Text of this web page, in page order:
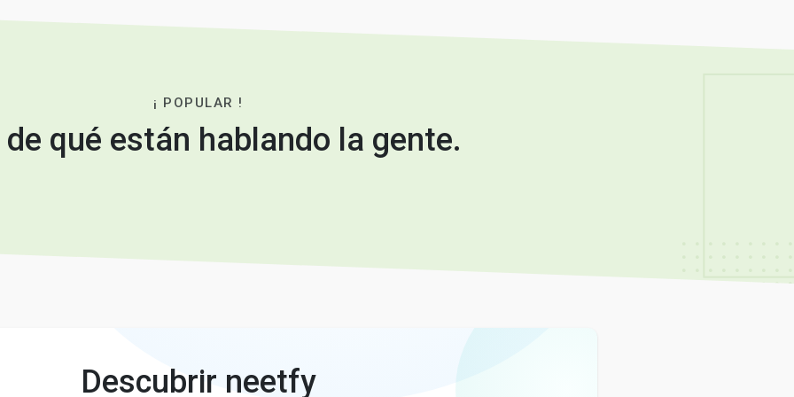
¡ POPULAR !
qué están hablando la gente.
Descubrir neetfy